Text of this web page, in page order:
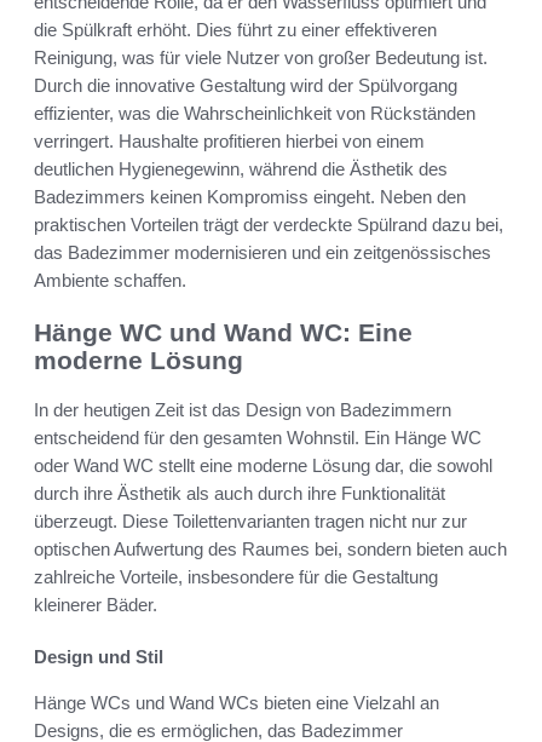
die Spülkraft erhöht. Dies führt zu einer effektiveren
Reinigung, was für viele Nutzer von großer Bedeutung ist.
Durch die innovative Gestaltung wird der Spülvorgang
effizienter, was die Wahrscheinlichkeit von Rückständen
verringert. Haushalte profitieren hierbei von einem
deutlichen Hygienegewinn, während die Ästhetik des
Badezimmers keinen Kompromiss eingeht. Neben den
praktischen Vorteilen trägt der verdeckte Spülrand dazu bei,
das Badezimmer modernisieren und ein zeitgenössisches
Ambiente schaffen.
Hänge WC und Wand WC: Eine
moderne Lösung
In der heutigen Zeit ist das Design von Badezimmern
entscheidend für den gesamten Wohnstil. Ein Hänge WC
oder Wand WC stellt eine moderne Lösung dar, die sowohl
durch ihre Ästhetik als auch durch ihre Funktionalität
überzeugt. Diese Toilettenvarianten tragen nicht nur zur
optischen Aufwertung des Raumes bei, sondern bieten auch
zahlreiche Vorteile, insbesondere für die Gestaltung
kleinerer Bäder.
Design und Stil
Hänge WCs und Wand WCs bieten eine Vielzahl an
Designs, die es ermöglichen, das Badezimmer